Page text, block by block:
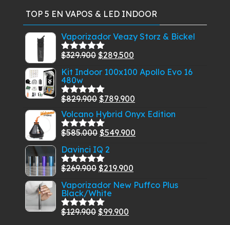
TOP 5 EN VAPOS & LED INDOOR
Vaporizador Veazy Storz & Bickel
Valorado
5
$329.900 El
precio
era:
$329.900.
$289.500
precio
$289.500.
Kit Indoor 100x100 Apollo Evo 16
480w
Valorado
5
$829.900 El
precio
original
era:
$829.900.
$789.900
precio
es:
Volcano Hybrid Onyx Edition
Valorado
5
$585.000 El
precio
original
era:
$585.000.
$549.900
$549.900.
Davinci IQ 2
Valorado
5
$269.900 El
precio
original
era:
$269.900.
$219.900
precio
Vaporizador New Puffco Plus
Black/White
Valorado
$129.900 El
$99.900